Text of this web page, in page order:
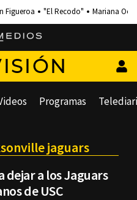
Figueroa "El Recodo" Mariana
Programas
jaguars
dejar a los Jaguars
de USC